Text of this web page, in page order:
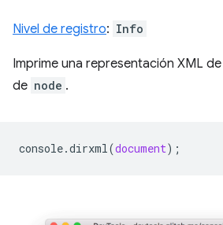
Nivel de registro: Info
Imprime una representación XML
de node .
console.dirxml(document);